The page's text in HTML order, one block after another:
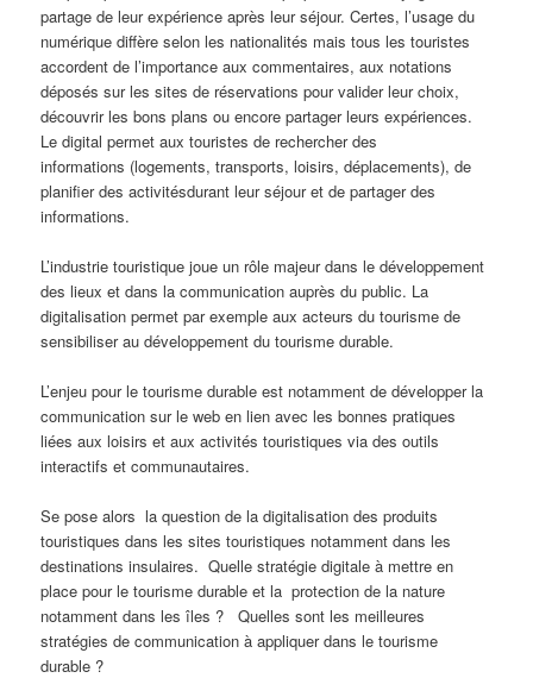
partage de leur expérience après leur séjour. Certes, l’usage du
numérique diffère selon les nationalités mais tous les touristes
accordent de l’importance aux commentaires, aux notations
déposés sur les sites de réservations pour valider leur choix,
découvrir les bons plans ou encore partager leurs expériences.
Le digital permet aux touristes de rechercher des
informations (logements, transports, loisirs, déplacements), de
planifier des activitésdurant leur séjour et de partager des
informations.
L’industrie touristique joue un rôle majeur dans le développement
des lieux et dans la communication auprès du public. La
digitalisation permet par exemple aux acteurs du tourisme de
sensibiliser au développement du tourisme durable.
L’enjeu pour le tourisme durable est notamment de développer la
communication sur le web en lien avec les bonnes pratiques
liées aux loisirs et aux activités touristiques via des outils
interactifs et communautaires.
Se pose alors la question de la digitalisation des produits
touristiques dans les sites touristiques notamment dans les
destinations insulaires. Quelle stratégie digitale à mettre en
place pour le tourisme durable et la protection de la nature
notamment dans les îles ? Quelles sont les meilleures
stratégies de communication à appliquer dans le tourisme
durable ?